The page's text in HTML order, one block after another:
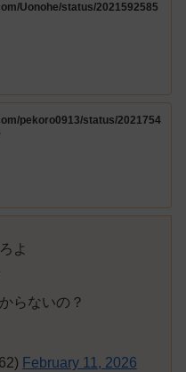
Uonohe/status/2021592585
pekoro0913/status/2021754
よ
らないの？
February 11, 2026